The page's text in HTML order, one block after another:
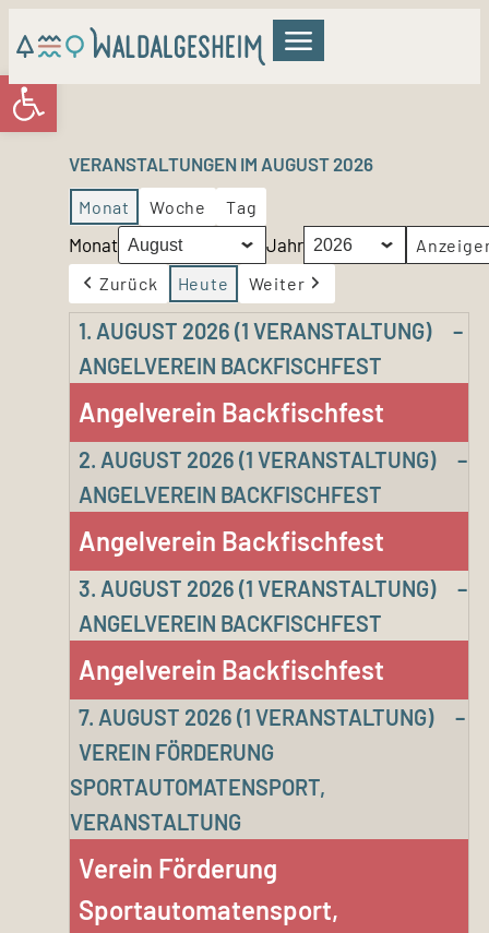
Werkzeugleiste öffnen
VERANSTALTUNGEN IM AUGUST 2026
Monat Woche Tag
Monat Jahr
Zurück Heute Weiter
1. AUGUST 2026 (1 VERANSTALTUNG)
–
ANGELVEREIN BACKFISCHFEST
Angelverein Backfischfest
2. AUGUST 2026 (1 VERANSTALTUNG)
–
ANGELVEREIN BACKFISCHFEST
Angelverein Backfischfest
3. AUGUST 2026 (1 VERANSTALTUNG)
–
ANGELVEREIN BACKFISCHFEST
Angelverein Backfischfest
7. AUGUST 2026 (1 VERANSTALTUNG)
–
VEREIN FÖRDERUNG
SPORTAUTOMATENSPORT,
VERANSTALTUNG
Verein Förderung
Sportautomatensport,